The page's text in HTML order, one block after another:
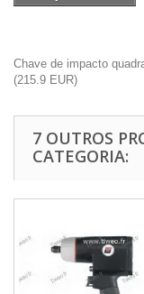
Chave de impacto
(215.9 EUR)
7 OUTROS
CATEGORIA: